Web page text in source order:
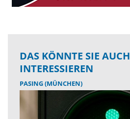
DAS KÖNNTE SIE AUCH
INTERESSIEREN
PASING (MÜNCHEN)